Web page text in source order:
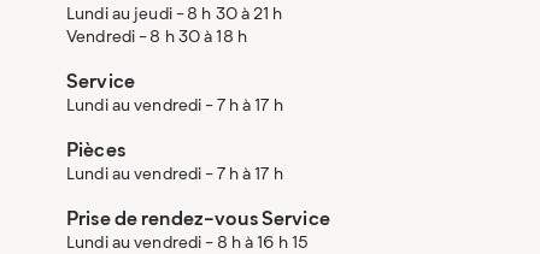
Lundi au jeudi - 8 h 30 à 21 h
Vendredi - 8 h 30 à 18 h
Service
Lundi au vendredi - 7 h à 17 h
Pièces
Lundi au vendredi - 7 h à 17 h
Prise de rendez-vous Service
Lundi au vendredi - 8 h à 16 h 15